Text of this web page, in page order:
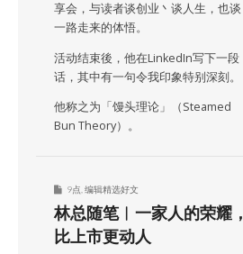
享会，与读者谈创业丶谈人生，也谈
一路走来的体悟。
活动结束後，他在LinkedIn写下一段
话，其中有一句令我印象特别深刻。
他称之为「馒头理论」（Steamed
Bun Theory）。
9点 编辑精选好文
林总随笔︱一家人的荣耀，
比上市更动人